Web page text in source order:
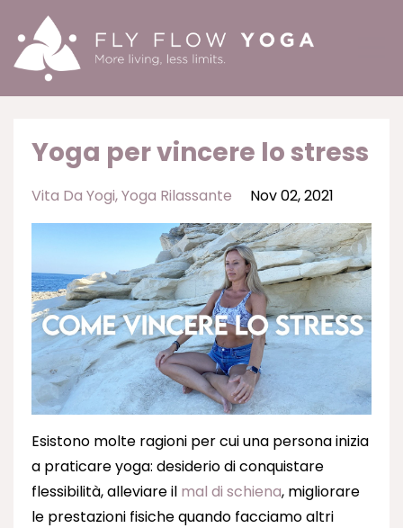
Yoga per vincere lo stress
Vita Da Yogi Yoga Rilassante Nov 02, 2021
Esistono molte ragioni per cui una persona inizia
a praticare yoga: desiderio di conquistare
flessibilità, alleviare il mal di schiena, migliorare
le prestazioni fisiche quando facciamo altri